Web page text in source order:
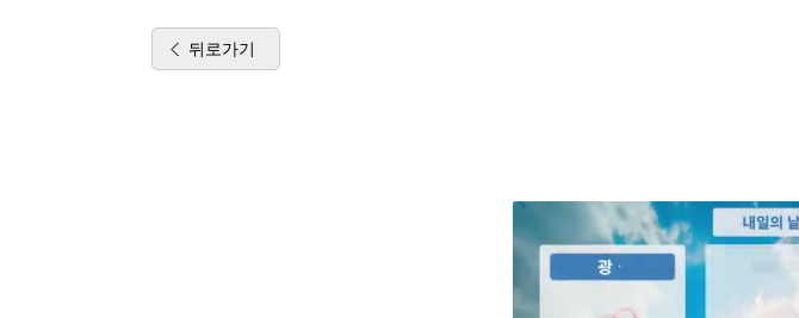
뒤로가기